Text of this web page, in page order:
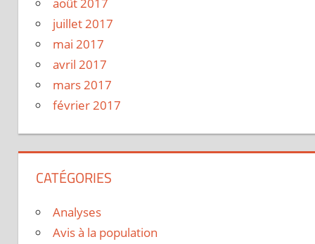
août 2017
juillet 2017
mai 2017
avril 2017
mars 2017
février 2017
CATÉGORIES
Analyses
Avis à la population